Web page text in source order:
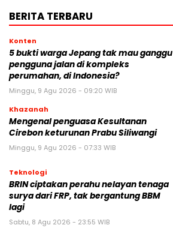
BERITA TERBARU
Konten
5 bukti warga Jepang tak mau ganggu
pengguna jalan di kompleks
perumahan, di Indonesia?
Minggu, 9 Agu 2026 - 09:20 WIB
Khazanah
Mengenal penguasa Kesultanan
Cirebon keturunan Prabu Siliwangi
Minggu, 9 Agu 2026 - 07:33 WIB
Teknologi
BRIN ciptakan perahu nelayan tenaga
surya dari FRP, tak bergantung BBM
lagi
Sabtu, 8 Agu 2026 - 23:55 WIB